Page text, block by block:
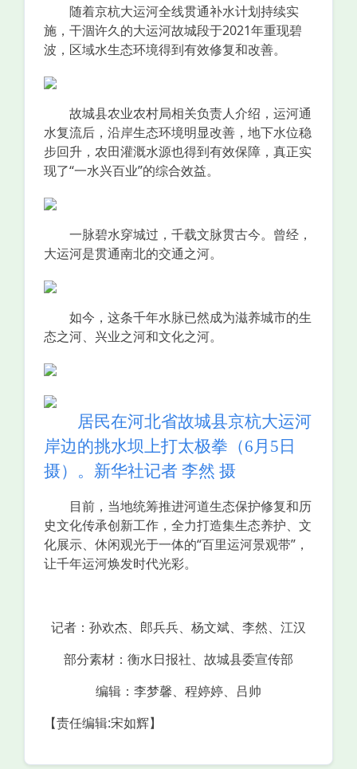
随着京杭大运河全线贯通补水计划持续实
施，干涸许久的大运河故城段于2021年重现碧
波，区域水生态环境得到有效修复和改善。
故城县农业农村局相关负责人介绍，运河通
水复流后，沿岸生态环境明显改善，地下水位稳
步回升，农田灌溉水源也得到有效保障，真正实
现了“一水兴百业”的综合效益。
一脉碧水穿城过，千载文脉贯古今。曾经，
大运河是贯通南北的交通之河。
如今，这条千年水脉已然成为滋养城市的生
态之河、兴业之河和文化之河。
居民在河北省故城县京杭大运河
岸边的挑水坝上打太极拳（6月5日
摄）。新华社记者 李然 摄
目前，当地统筹推进河道生态保护修复和历
史文化传承创新工作，全力打造集生态养护、文
化展示、休闲观光于一体的“百里运河景观带”，
让千年运河焕发时代光彩。
记者：孙欢杰、郎兵兵、杨文斌、李然、江汉
部分素材：衡水日报社、故城县委宣传部
编辑：李梦馨、程婷婷、吕帅
【责任编辑:宋如辉】